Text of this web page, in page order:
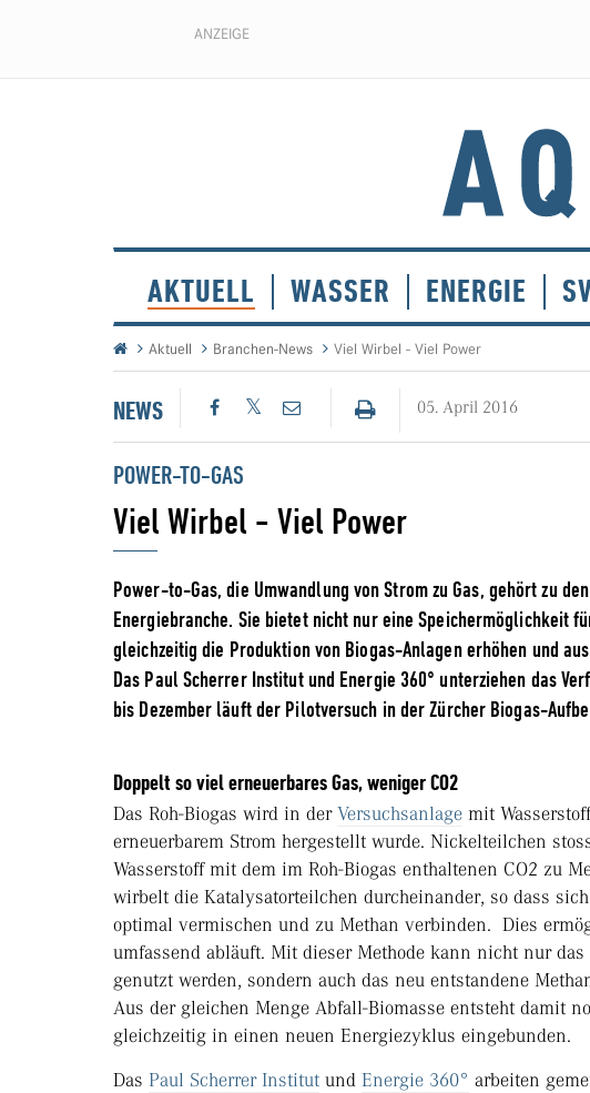
ANZEIGE
AKTUELL WASSER ENERGIE
Aktuell Branchen-News Viel Wirbel - Viel Power
NEWS 05. April 2016
POWER-TO-GAS
Viel Wirbel - Viel Power
Power-to-Gas, die Umwandlung von Strom zu Gas, gehört zu
Energiebranche. Sie bietet nicht nur eine Speichermöglichkeit
gleichzeitig die Produktion von Biogas-Anlagen erhöhen und
Das Paul Scherrer Institut und Energie 360° unterziehen das
bis Dezember läuft der Pilotversuch in der Zürcher Biogas-
Doppelt so viel erneuerbares Gas, weniger CO2
Das Roh-Biogas wird in der Versuchsanlage mit
erneuerbarem Strom hergestellt wurde. Nickelteilchen
Wasserstoff mit dem im Roh-Biogas enthaltenen CO2 zu
wirbelt die Katalysatorteilchen durcheinander, so dass
optimal vermischen und zu Methan verbinden. Dies
umfassend abläuft. Mit dieser Methode kann nicht nur
genutzt werden, sondern auch das neu entstandene
Aus der gleichen Menge Abfall-Biomasse entsteht damit
gleichzeitig in einen neuen Energiezyklus eingebunden.
Das Paul Scherrer Institut und Energie 360° arbeiten